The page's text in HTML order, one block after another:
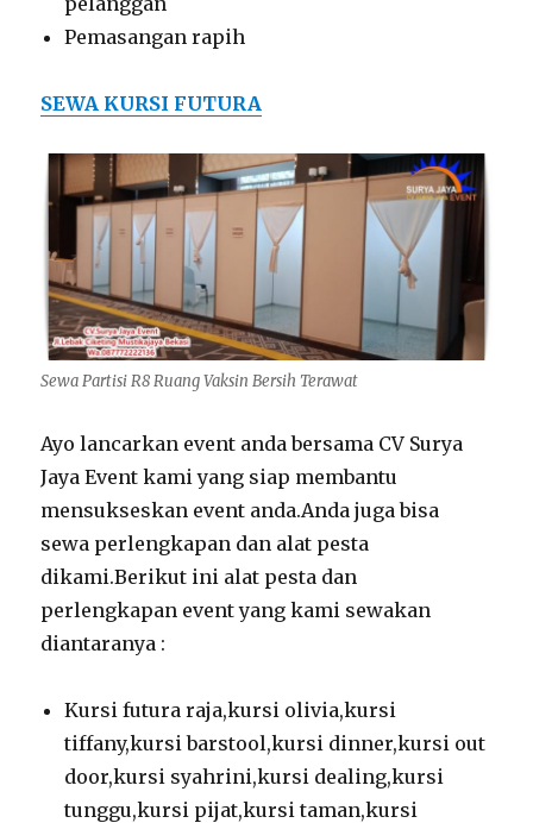
Pemasangan rapih
SEWA KURSI FUTURA
Sewa Partisi R8 Ruang Vaksin Bersih Terawat
Ayo lancarkan event anda bersama CV Surya
Jaya Event kami yang siap membantu
mensukseskan event anda.Anda juga bisa
sewa perlengkapan dan alat pesta
dikami.Berikut ini alat pesta dan
perlengkapan event yang kami sewakan
diantaranya :
Kursi futura raja,kursi olivia,kursi
tiffany,kursi barstool,kursi dinner,kursi out
door,kursi syahrini,kursi dealing,kursi
tunggu,kursi pijat,kursi taman,kursi